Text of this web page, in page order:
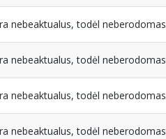
nebeaktualus, todėl neberodomas
nebeaktualus, todėl neberodomas
nebeaktualus, todėl neberodomas
nebeaktualus, todėl neberodomas